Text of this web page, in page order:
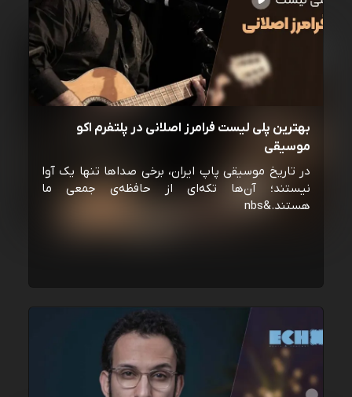
بهترین پلی لیست فرامرز اصلانی در پلتفرم اکو
موسیقی
در تاریخ موسیقی پاپ ایران، برخی صداها تنها یک آوا
نیستند؛ آن‌ها تکه‌ای از حافظه‌ی جمعی ما
هستند.&nbs